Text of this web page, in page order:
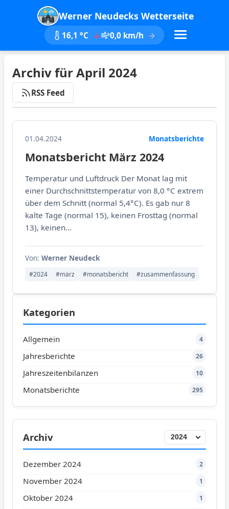
Werner Neudecks Wetterseite
16,1 °C 0,0 km/h
Archiv für April 2024
RSS Feed
01.04.2024 Monatsberichte
Monatsbericht März 2024
Temperatur und Luftdruck Der Monat lag mit
einer Durchschnittstemperatur von 8,0 °C extrem
über dem Schnitt (normal 5,4°C). Es gab nur 8
kalte Tage (normal 15), keinen Frosttag (normal
13), keinen...
Von: Werner Neudeck
#2024 #märz #monatsbericht #zusammenfassung
Kategorien
Allgemein 4
Jahresberichte 26
Jahreszeitenbilanzen 10
Monatsberichte 295
Archiv
Dezember 2024 2
November 2024 1
Oktober 2024 1